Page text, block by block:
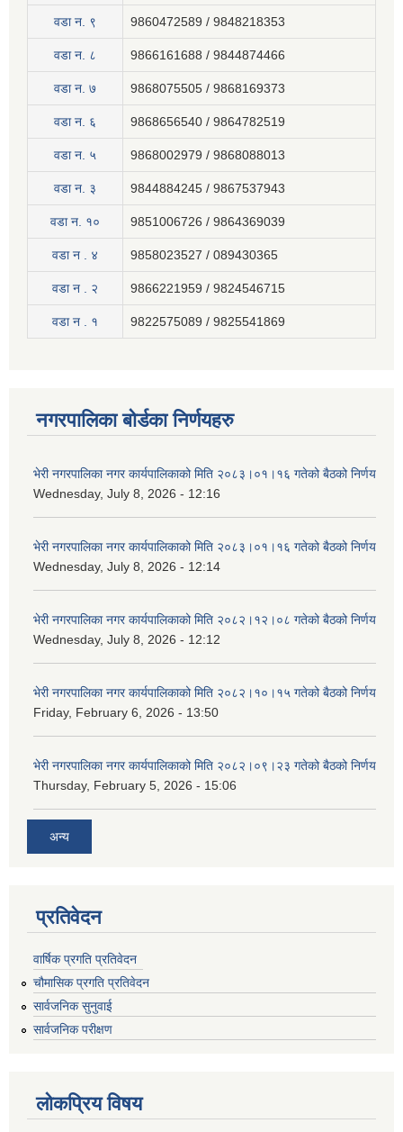
वडा न. ९ 9860472589 / 9848218353
वडा न. ८ 9866161688 / 9844874466
वडा न. ७ 9868075505 / 9868169373
वडा न. ६ 9868656540 / 9864782519
वडा न. ५ 9868002979 / 9868088013
वडा न. ३ 9844884245 / 9867537943
वडा न. १० 9851006726 / 9864369039
वडा न . ४ 9858023527 / 089430365
वडा न . २ 9866221959 / 9824546715
वडा न . १ 9822575089 / 9825541869
नगरपालिका बोर्डका निर्णयहरु
भेरी नगरपालिका नगर कार्यपालिकाको मिति २०८३।०१।१६ गतेको बैठको निर्णय
Wednesday, July 8, 2026 - 12:16
भेरी नगरपालिका नगर कार्यपालिकाको मिति २०८३।०१।१६ गतेको बैठको निर्णय
Wednesday, July 8, 2026 - 12:14
भेरी नगरपालिका नगर कार्यपालिकाको मिति २०८२।१२।०८ गतेको बैठको निर्णय
Wednesday, July 8, 2026 - 12:12
भेरी नगरपालिका नगर कार्यपालिकाको मिति २०८२।१०।१५ गतेको बैठको निर्णय
Friday, February 6, 2026 - 13:50
भेरी नगरपालिका नगर कार्यपालिकाको मिति २०८२।०९।२३ गतेको बैठको निर्णय
Thursday, February 5, 2026 - 15:06
अन्य
प्रतिवेदन
वार्षिक प्रगति प्रतिवेदन
चौमासिक प्रगति प्रतिवेदन
सार्वजनिक सुनुवाई
सार्वजनिक परीक्षण
लोकप्रिय विषय